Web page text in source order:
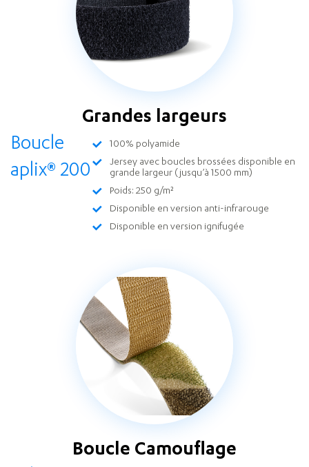
Grandes largeurs
Boucle
aplix® 200
100% polyamide
Jersey avec boucles brossées disponible en
grande largeur (jusqu’à 1500 mm)
Poids: 250 g/m²
Disponible en version anti-infrarouge
Disponible en version ignifugée
Boucle Camouflage